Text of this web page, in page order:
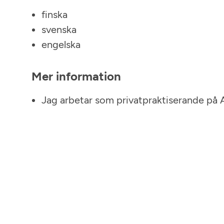
finska
svenska
engelska
Mer information
Jag arbetar som privatpraktiserande på